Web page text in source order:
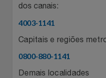
dos canais:
4003-1141
Capitais e regiões
0800-880-1141
Demais localidades